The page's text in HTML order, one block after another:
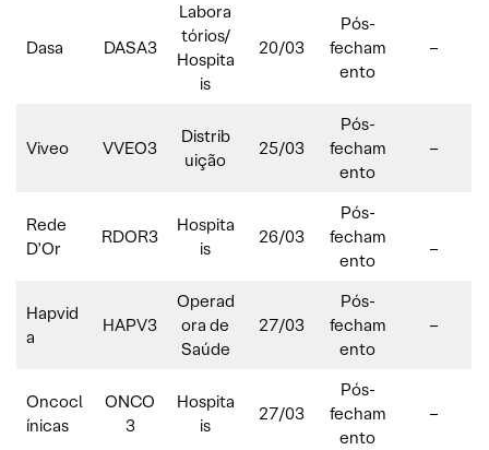
Dasa DASA3
Labora
tórios/
Hospita
is
20/03
Pós-
fecham
ento
–
Viveo VVEO3
Distrib
uição
25/03
Pós-
fecham
ento
–
Rede
D’Or
RDOR3
Hospita
is
26/03
Pós-
fecham
ento
–
Hapvid
a
HAPV3
Operad
ora de
Saúde
27/03
Pós-
fecham
ento
–
Oncocl
ínicas
ONCO
3
Hospita
is
27/03
Pós-
fecham
ento
–